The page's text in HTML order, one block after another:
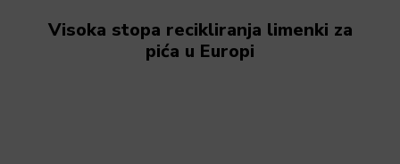
Visoka stopa recikliranja limenki za
pića u Europi